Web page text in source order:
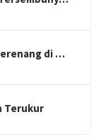
di …
Terukur